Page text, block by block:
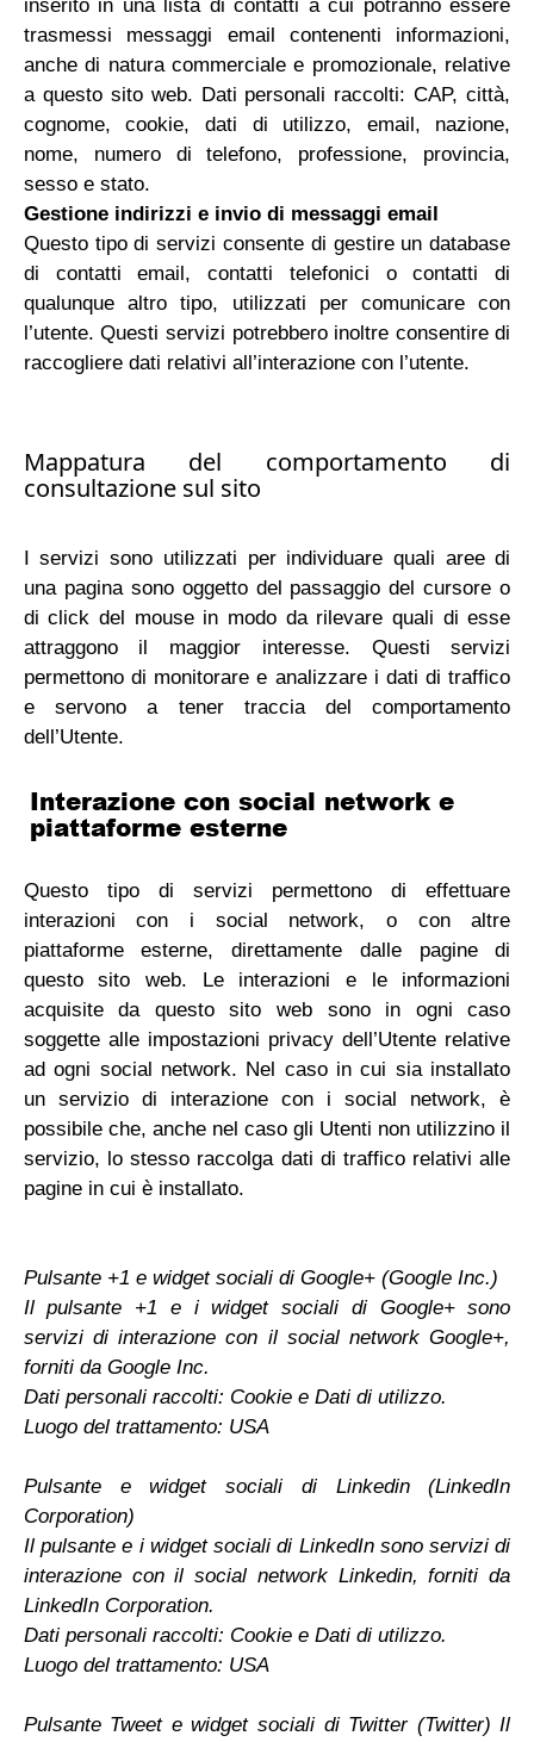
inserito in una lista di contatti a cui potranno essere
trasmessi messaggi email contenenti informazioni,
anche di natura commerciale e promozionale, relative
a questo sito web. Dati personali raccolti: CAP, città,
cognome, cookie, dati di utilizzo, email, nazione,
nome, numero di telefono, professione, provincia,
sesso e stato.
Gestione indirizzi e invio di messaggi email
Questo tipo di servizi consente di gestire un database
di contatti email, contatti telefonici o contatti di
qualunque altro tipo, utilizzati per comunicare con
l’utente. Questi servizi potrebbero inoltre consentire di
raccogliere dati relativi all’interazione con l’utente.
Mappatura del comportamento di
consultazione sul sito
I servizi sono utilizzati per individuare quali aree di
una pagina sono oggetto del passaggio del cursore o
di click del mouse in modo da rilevare quali di esse
attraggono il maggior interesse. Questi servizi
permettono di monitorare e analizzare i dati di traffico
e servono a tener traccia del comportamento
dell’Utente.
Interazione con social network e
piattaforme esterne
Questo tipo di servizi permettono di effettuare
interazioni con i social network, o con altre
piattaforme esterne, direttamente dalle pagine di
questo sito web. Le interazioni e le informazioni
acquisite da questo sito web sono in ogni caso
soggette alle impostazioni privacy dell’Utente relative
ad ogni social network. Nel caso in cui sia installato
un servizio di interazione con i social network, è
possibile che, anche nel caso gli Utenti non utilizzino il
servizio, lo stesso raccolga dati di traffico relativi alle
pagine in cui è installato.
Pulsante +1 e widget sociali di Google+ (Google Inc.)
Il pulsante +1 e i widget sociali di Google+ sono
servizi di interazione con il social network Google+,
forniti da Google Inc.
Dati personali raccolti: Cookie e Dati di utilizzo.
Luogo del trattamento: USA
Pulsante e widget sociali di Linkedin (LinkedIn
Corporation)
Il pulsante e i widget sociali di LinkedIn sono servizi di
interazione con il social network Linkedin, forniti da
LinkedIn Corporation.
Dati personali raccolti: Cookie e Dati di utilizzo.
Luogo del trattamento: USA
Pulsante Tweet e widget sociali di Twitter (Twitter) Il